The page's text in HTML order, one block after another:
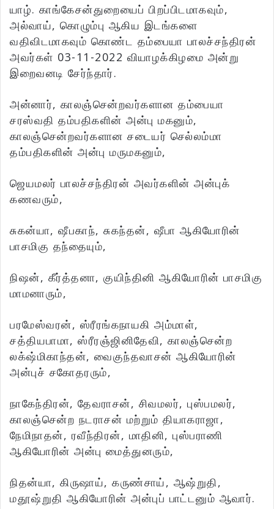
யாழ். காங்கேசன்துறையைப் பிறப்பிடமாகவும்,
அல்வாய், கொழும்பு ஆகிய இடங்களை
வதிவிடமாகவும் கொண்ட தம்பையா பாலச்சந்திரன்
அவர்கள் 03-11-2022 வியாழக்கிழமை அன்று
இறைவனடி சேர்ந்தார்.
அன்னார், காலஞ்சென்றவர்களான தம்பையா
சரஸ்வதி தம்பதிகளின் அன்பு மகனும்,
காலஞ்சென்றவர்களான சடையர் செல்லம்மா
தம்பதிகளின் அன்பு மருமகனும்,
ஜெயமலர் பாலச்சந்திரன் அவர்களின் அன்புக்
கணவரும்,
சுகன்யா, ஷீபகாந், சுகந்தன், ஷீபா ஆகியோரின்
பாசமிகு தந்தையும்,
நிஷன், கீர்த்தனா, குயிந்தினி ஆகியோரின் பாசமிகு
மாமனாரும்,
பரமேஸ்வரன், ஸ்ரீரங்கநாயகி அம்மாள்,
சத்தியபாமா, ஸ்ரீரஞ்ஜினிதேவி, காலஞ்சென்ற
லக்‌ஷ்மிகாந்தன், வைகுந்தவாசன் ஆகியோரின்
அன்புச் சகோதரரும்,
நாகேந்திரன், தேவராசன், சிவமலர், புஸ்பமலர்,
காலஞ்சென்ற நடராசன் மற்றும் தியாகராஜா,
நேமிநாதன், ரவீந்திரன், மாதினி, புஸ்பராணி
ஆகியோரின் அன்பு மைத்துனரும்,
நிதன்யா, கிருஷாய், கருண்சாய், ஆஷ்றுதி,
மதூஷ்றுதி ஆகியோரின் அன்புப் பாட்டனும் ஆவார்.